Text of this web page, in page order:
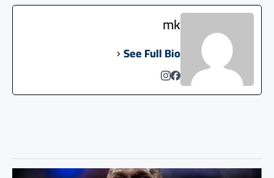
mk
See Full Bio